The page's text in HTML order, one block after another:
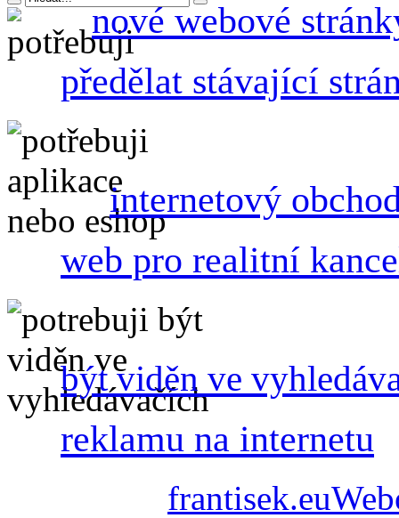
nové webové
předělat stávající
internetový
web pro realitní
být viděn ve
reklamu na internetu
frantisek.eu